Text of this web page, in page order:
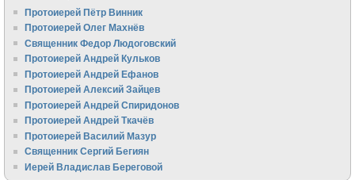
Протоиерей Пётр Винник
Протоиерей Олег Махнёв
Священник Федор Людоговский
Протоиерей Андрей Кульков
Протоиерей Андрей Ефанов
Протоиерей Алексий Зайцев
Протоиерей Андрей Спиридонов
Протоиерей Андрей Ткачёв
Протоиерей Василий Мазур
Священник Сергий Бегиян
Иерей Владислав Береговой